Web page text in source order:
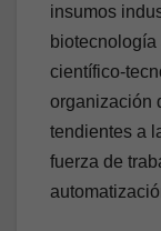
insumos
científico-
organización
tendientes a
fuerza de